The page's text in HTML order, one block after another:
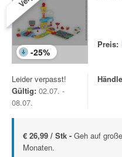
-25%
Preis:
Leider verpasst!
Gültig: 02.07. -
08.07.
€ 26,99 / Stk - Geh auf
Monaten.